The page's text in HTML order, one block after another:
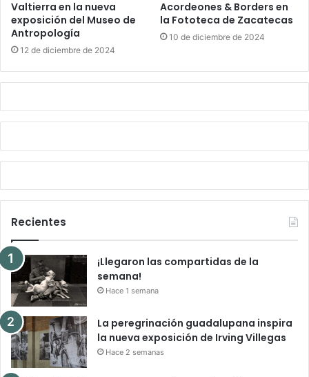
Valtierra en la nueva
exposición del Museo de
Antropología
12 de diciembre de 2024
Acordeones & Borders en
la Fototeca de Zacatecas
10 de diciembre de 2024
Recientes
¡Llegaron las compartidas de la
semana!
Hace 1 semana
La peregrinación guadalupana inspira
la nueva exposición de Irving Villegas
Hace 2 semanas